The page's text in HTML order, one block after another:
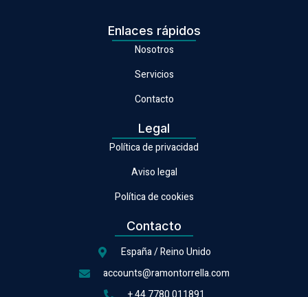
Enlaces rápidos
Nosotros
Servicios
Contacto
Legal
Política de privacidad
Aviso legal
Política de cookies
Contacto
España / Reino Unido
accounts@ramontorrella.com